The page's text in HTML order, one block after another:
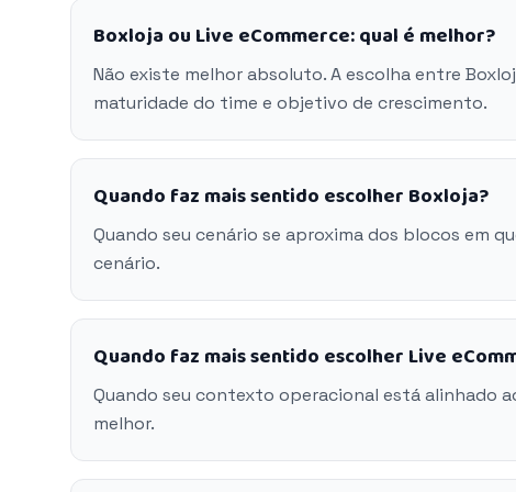
Boxloja ou Live eCommerce: qual é melhor?
Não existe melhor absoluto. A escolha entre
maturidade do time e objetivo de crescimento.
Quando faz mais sentido escolher Boxloja?
Quando seu cenário se aproxima dos blocos em
cenário.
Quando faz mais sentido escolher Live
Quando seu contexto operacional está alinhado
melhor.